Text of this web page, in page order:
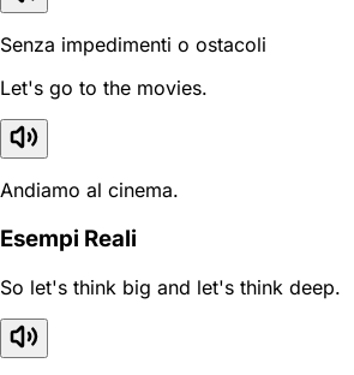
Senza impedimenti o ostacoli
Let's go to the movies.
Andiamo al cinema.
Esempi Reali
So let's think big and let's think deep.